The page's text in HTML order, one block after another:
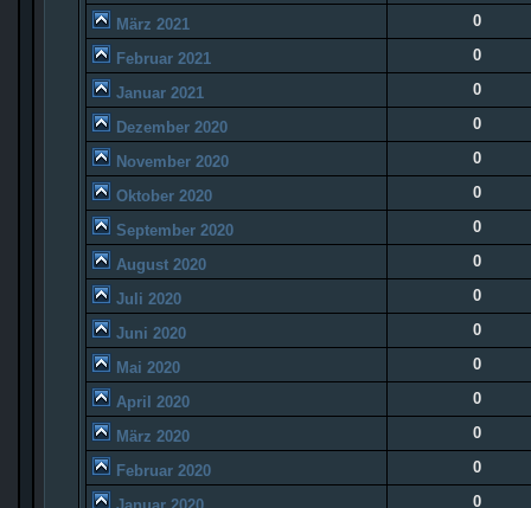
März 2021 0
Februar 2021 0
Januar 2021 0
Dezember 2020 0
November 2020 0
Oktober 2020 0
September 2020 0
August 2020 0
Juli 2020 0
Juni 2020 0
Mai 2020 0
April 2020 0
März 2020 0
Februar 2020 0
0